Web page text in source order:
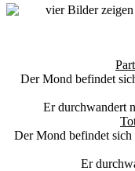
Der Mond befindet
Er durchwandert
Der Mond befindet sich
Er